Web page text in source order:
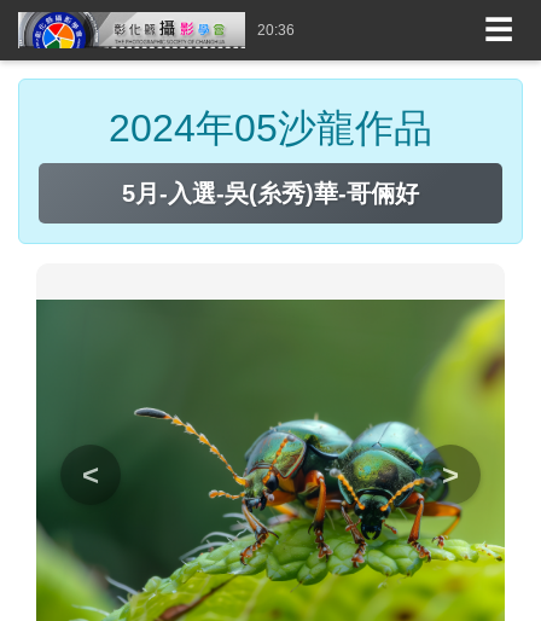
20:36 ☰
2024年05沙龍作品
5月-入選-吳(糸秀)華-哥倆好
< >